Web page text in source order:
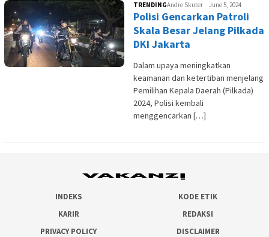
TRENDINGAndre Skuter June 5, 2024
Polisi Gencarkan Patroli
Skala Besar Jelang Pilkada
DKI Jakarta
Dalam upaya meningkatkan
keamanan dan ketertiban menjelang
Pemilihan Kepala Daerah (Pilkada)
2024, Polisi kembali
menggencarkan […]
INDEKS
KODE ETIK
KARIR
REDAKSI
PRIVACY POLICY
DISCLAIMER